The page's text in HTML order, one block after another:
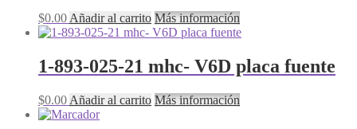
$0.00 Añadir al carrito Más información
1-893-025-21 mhc- V6D placa fuente
$0.00 Añadir al carrito Más información